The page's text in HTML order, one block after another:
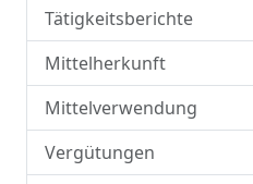
Tätigkeitsberichte
Mittelherkunft
Mittelverwendung
Vergütungen